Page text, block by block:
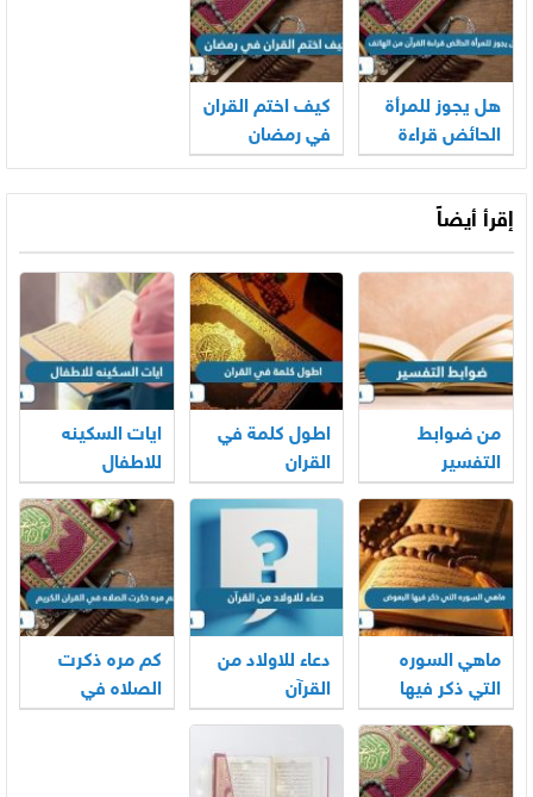
هل يجوز للمرأة
الحائض قراءة
القرآن من
الهاتف
كيف اختم القران
في رمضان
إقرأ أيضاً
من ضوابط
التفسير
اطول كلمة في
القران
ايات السكينه
للاطفال
ماهي السوره
التي ذكر فيها
البعوض
دعاء للاولاد من
القرآن
كم مره ذكرت
الصلاه في